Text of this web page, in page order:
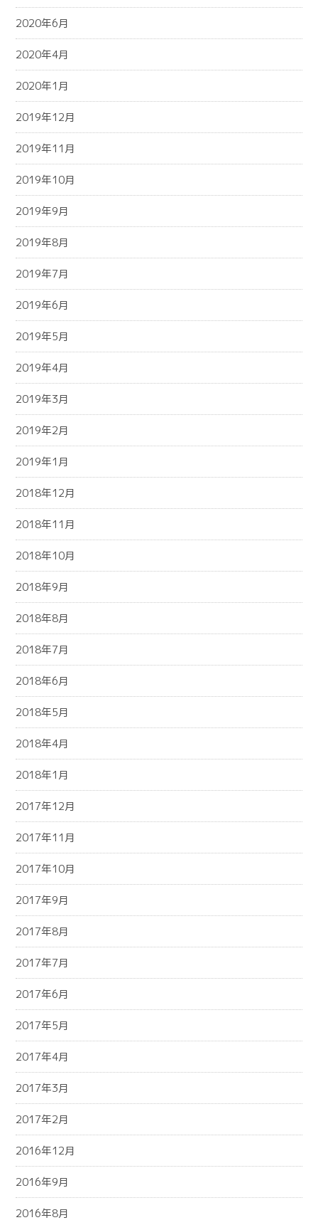
2020年6月
2020年4月
2020年1月
2019年12月
2019年11月
2019年10月
2019年9月
2019年8月
2019年7月
2019年6月
2019年5月
2019年4月
2019年3月
2019年2月
2019年1月
2018年12月
2018年11月
2018年10月
2018年9月
2018年8月
2018年7月
2018年6月
2018年5月
2018年4月
2018年1月
2017年12月
2017年11月
2017年10月
2017年9月
2017年8月
2017年7月
2017年6月
2017年5月
2017年4月
2017年3月
2017年2月
2016年12月
2016年9月
2016年8月